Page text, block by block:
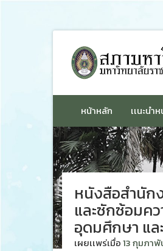
เนื้อหา
หน้าหลัก เเนะนำ
หนังสือสำนัก
และซักซ้อมค
อุดมศึกษา แล
เผยเเพร่เมื่อ13 กุมภาพั